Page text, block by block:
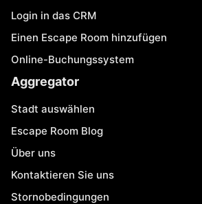
Login in das CRM
Einen Escape Room hinzufügen
Online-Buchungssystem
Aggregator
Stadt auswählen
Escape Room Blog
Über uns
Kontaktieren Sie uns
Stornobedingungen